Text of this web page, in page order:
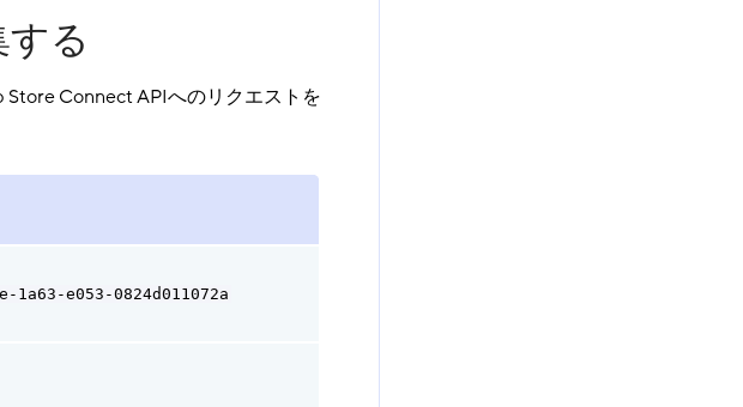
る
Connect APIへのリクエストを
1a63-e053-0824d011072a